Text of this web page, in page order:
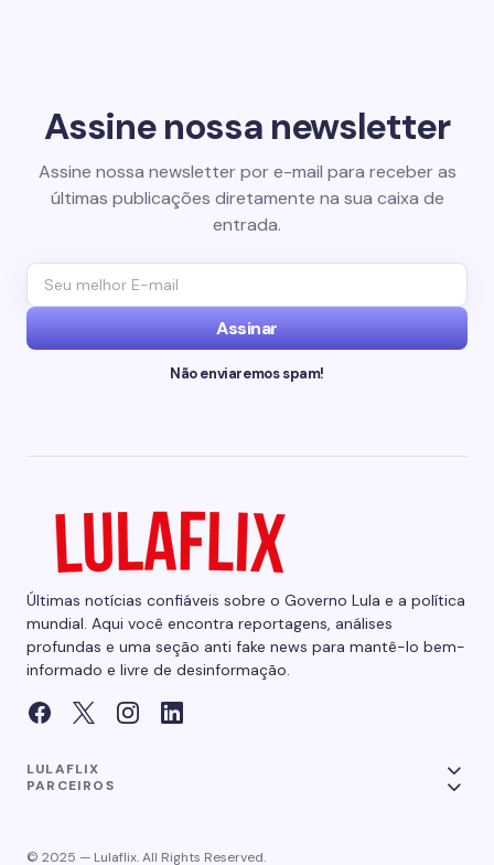
Assine nossa newsletter
Assine nossa newsletter por e-mail para receber as
últimas publicações diretamente na sua caixa de
entrada.
Assinar
Não enviaremos spam!
Últimas notícias confiáveis sobre o Governo Lula e a política
mundial. Aqui você encontra reportagens, análises
profundas e uma seção anti fake news para mantê-lo bem-
informado e livre de desinformação.
LULAFLIX
PARCEIROS
© 2025 — Lulaflix. All Rights Reserved.